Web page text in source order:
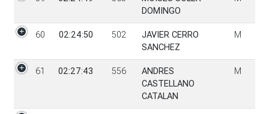
DOMINGO
60 02:24:50 502
JAVIER CERRO
SANCHEZ
M
61 02:27:43 556
ANDRES
CASTELLANO
CATALAN
M